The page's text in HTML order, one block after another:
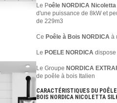
Le Poêle NORDICA
d'une puissance de 8kW et
de 229m3
Ce Poêle à Bois NORDICA à
Le POELE NORDICA
Le Groupe NORDICA
de poêle à bois Italien
CARACTÉRISTIQUES DU
BOIS NORDICA NICOLETTA